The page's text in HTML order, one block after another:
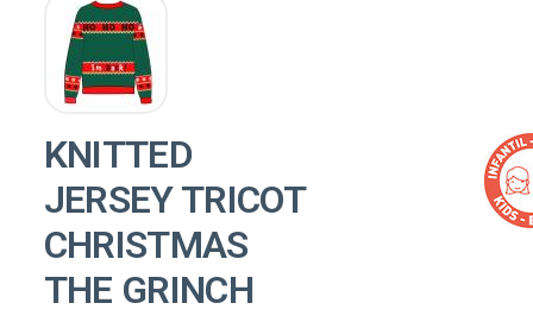
KNITTED
JERSEY TRICOT
CHRISTMAS
THE GRINCH